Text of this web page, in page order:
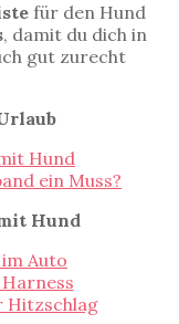
für den Hund
, damit du dich in
gut zurecht
Hund
ein Muss?
Hund
Auto
Hitzschlag